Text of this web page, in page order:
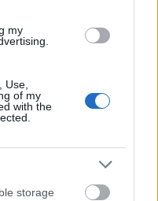
my
Use,
of my
with the
storage
pontosan
illő pozíciódban...